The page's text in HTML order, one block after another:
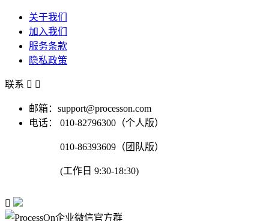
关于我们
加入我们
服务条款
隐私政策
联系  
邮箱：support@processon.com
电话：
010-82796300（个人版）
010-86393609（团队版）
(工作日 9:30-18:30)
